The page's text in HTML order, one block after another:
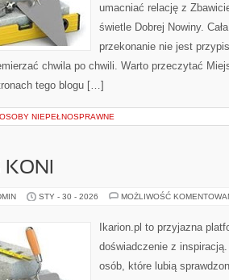
umacniać relację z
świetle Dobrej Nowiny.
przekonanie nie jest
chwila po chwili. Warto przeczytać
tego blogu […]
OSOBY NIEPEŁNOSPRAWNE
KONI
STY - 30 - 2026 MOŻLIWOŚĆ
Ikarion.pl to przyjazna
doświadczenie z
osób, które lubią